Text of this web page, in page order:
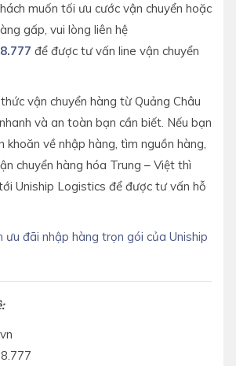
muốn tối ưu cước vận chuyển hoặc
gấp, vui lòng liên hệ
để được tư vấn line vận chuyển
vận chuyển hàng từ Quảng Châu
và an toàn bạn cần biết. Nếu bạn
khoăn về nhập hàng, tìm nguồn hàng,
chuyển hàng hóa Trung – Việt thì
Uniship Logistics để được tư vấn hỗ
ưu đãi nhập hàng trọn gói của Uniship